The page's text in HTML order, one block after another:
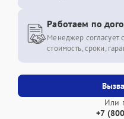
Или
+7
Работаем по
Менеджер согласует
стоимость, сроки,